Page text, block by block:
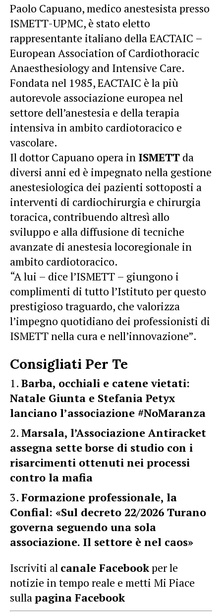
Paolo Capuano, medico anestesista presso
ISMETT-UPMC, è stato eletto
rappresentante italiano della EACTAIC –
European Association of Cardiothoracic
Anaesthesiology and Intensive Care.
Fondata nel 1985, EACTAIC è la più
autorevole associazione europea nel
settore dell’anestesia e della terapia
intensiva in ambito cardiotoracico e
vascolare.
Il dottor Capuano opera in ISMETT da
diversi anni ed è impegnato nella gestione
anestesiologica dei pazienti sottoposti a
interventi di cardiochirurgia e chirurgia
toracica, contribuendo altresì allo
sviluppo e alla diffusione di tecniche
avanzate di anestesia locoregionale in
ambito cardiotoracico.
“A lui – dice l’ISMETT – giungono i
complimenti di tutto l’Istituto per questo
prestigioso traguardo, che valorizza
l’impegno quotidiano dei professionisti di
ISMETT nella cura e nell’innovazione”.
Consigliati Per Te
Barba, occhiali e catene vietati:
Natale Giunta e Stefania Petyx
lanciano l’associazione #NoMaranza
Marsala, l’Associazione Antiracket
assegna sette borse di studio con i
risarcimenti ottenuti nei processi
contro la mafia
Formazione professionale, la
Confial: «Sul decreto 22/2026 Turano
governa seguendo una sola
associazione. Il settore è nel caos»
Iscriviti al canale Facebookper le
notizie in tempo reale e metti Mi Piace
sullapagina Facebook